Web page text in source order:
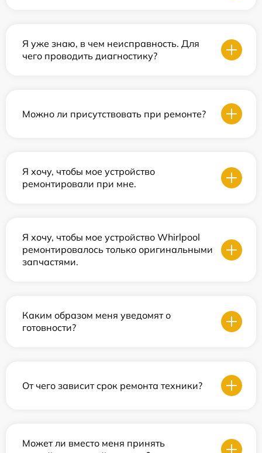
Я уже знаю, в чем неисправность. Для
чего проводить диагностику?
Можно ли присутствовать при ремонте?
Я хочу, чтобы мое устройство
ремонтировали при мне.
Я хочу, чтобы мое устройство Whirlpool
ремонтировалось только оригинальными
запчастями.
Каким образом меня уведомят о
готовности?
От чего зависит срок ремонта техники?
Может ли вместо меня принять